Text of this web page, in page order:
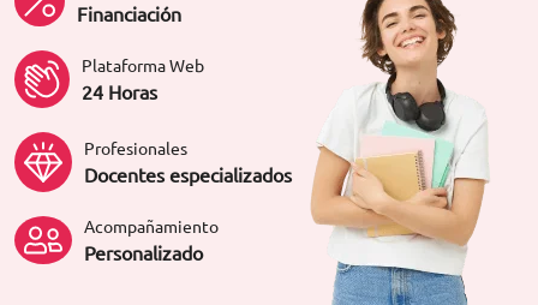
Financiación
Plataforma Web
24 Horas
Profesionales
Docentes especializados
Acompañamiento
Personalizado